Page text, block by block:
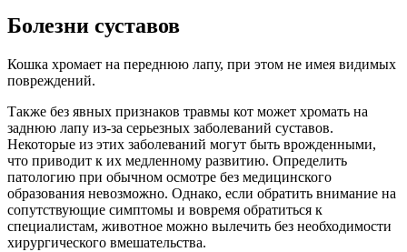
Болезни суставов
Кошка хромает на переднюю лапу, при этом не имея видимых
повреждений.
Также без явных признаков травмы кот может хромать на
заднюю лапу из-за серьезных заболеваний суставов.
Некоторые из этих заболеваний могут быть врожденными,
что приводит к их медленному развитию. Определить
патологию при обычном осмотре без медицинского
образования невозможно. Однако, если обратить внимание на
сопутствующие симптомы и вовремя обратиться к
специалистам, животное можно вылечить без необходимости
хирургического вмешательства.